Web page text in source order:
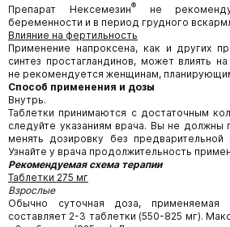
Препарат Нексемезин®не
беременности и в период грудного
Влияние на фертильность
Применение напроксена, как и других
синтез простагландинов, может влиять
не рекомендуется женщинам,
Способ применения и дозы
Внутрь.
Таблетки принимаются с достаточным
следуйте указаниям врача. Вы не должны
менять дозировку без предварительной
Узнайте у врача продолжительность
Рекомендуемая схема терапии
Таблетки 275 мг
Взрослые
Обычно суточная доза, применяемая
составляет 2-3 таблетки (550-825 мг).